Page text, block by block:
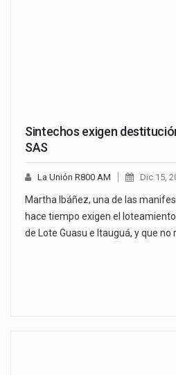
Sintechos exigen
SAS
La Unión R800 AM Dic 15,
Martha Ibáñez, una de las
hace tiempo exigen el
de Lote Guasu e Itauguá, y que no